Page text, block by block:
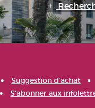
Suggestion d'achat
S'abonner aux